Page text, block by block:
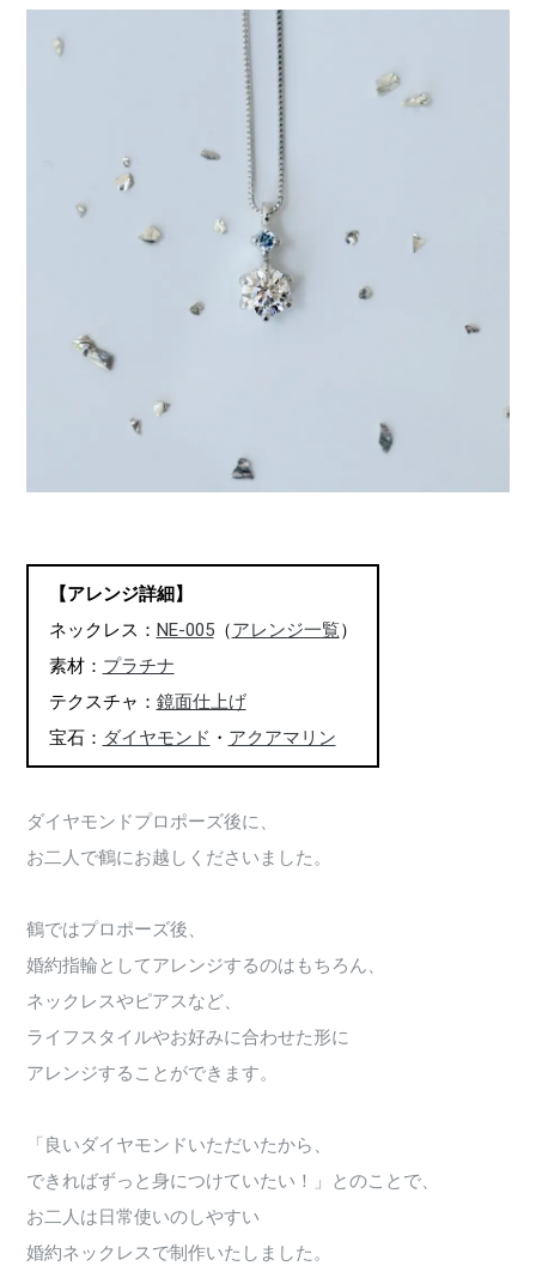
【アレンジ詳細】
ネックレス： NE-005（アレンジ一覧）
素材： プラチナ
テクスチャ： 鏡面仕上げ
宝石： ダイヤモンド ・ アクアマリン
ダイヤモンドプロポーズ後に、
お二人で鶴にお越しくださいました。
鶴ではプロポーズ後、
婚約指輪としてアレンジするのはもちろん、
ネックレスやピアスなど、
ライフスタイルやお好みに合わせた形に
アレンジすることができます。
「良いダイヤモンドいただいたから、
できればずっと身につけていたい！」とのことで、
お二人は日常使いのしやすい
婚約ネックレスで制作いたしました。